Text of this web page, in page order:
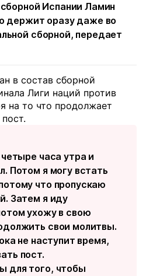
Испании Ламин
держит оразу даже во
сборной, передает
в состав сборной
Лиги наций против
на то что продолжает
часа утра и
Потом я могу встать
что пропускаю
Затем я иду
ухожу в свою
свои молитвы.
не наступит время,
пост.
для того, чтобы